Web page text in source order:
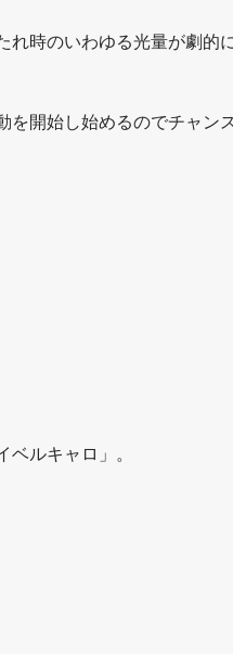
れ時のいわゆる光量が劇的
を開始し始めるのでチャン
ルキャロ」。